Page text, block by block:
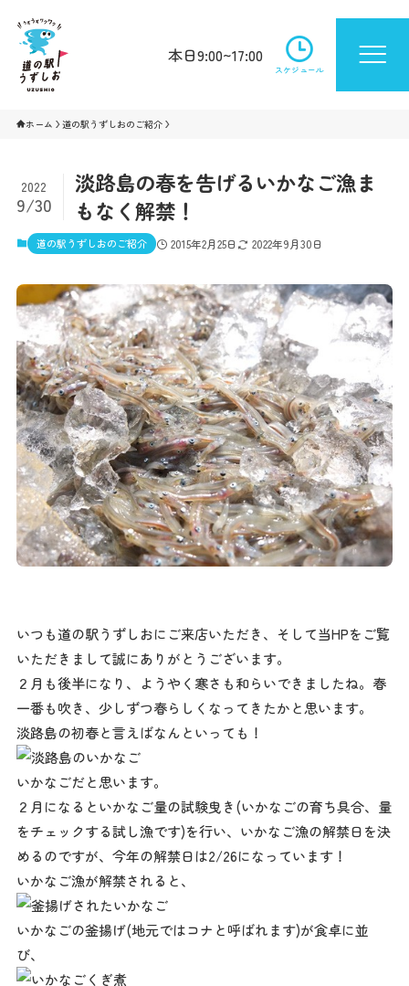
本日9:00~17:00
スケジュール
ホーム 道の駅うずしおのご紹介
淡路島の春を告げるいかなご漁ま
もなく解禁！
2022
9/30
道の駅うずしおのご紹介 2015年2月25日 2022年9月30日
いつも道の駅うずしおにご来店いただき、そして当HPをご覧
いただきまして誠にありがとうございます。
２月も後半になり、ようやく寒さも和らいできましたね。春
一番も吹き、少しずつ春らしくなってきたかと思います。
淡路島の初春と言えばなんといっても！
いかなごだと思います。
２月になるといかなご量の試験曳き(いかなごの育ち具合、量
をチェックする試し漁です)を行い、いかなご漁の解禁日を決
めるのですが、今年の解禁日は2/26になっています！
いかなご漁が解禁されると、
いかなごの釜揚げ(地元ではコナと呼ばれます)が食卓に並
び、